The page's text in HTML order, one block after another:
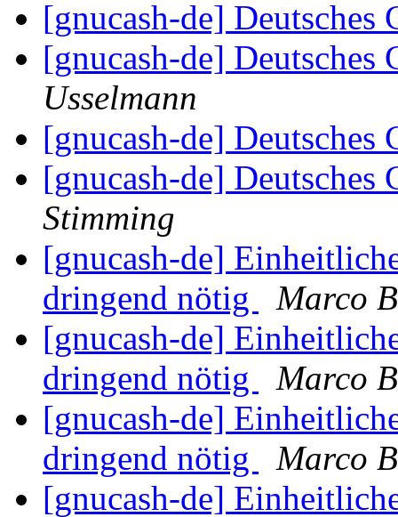
[gnucash-de]
[gnucash-de]
Usselmann
[gnucash-de]
[gnucash-de]
Stimming
[gnucash-de]
dringend nötig
Marco
[gnucash-de]
dringend nötig
Marco
[gnucash-de]
dringend nötig
Marco
[gnucash-de]